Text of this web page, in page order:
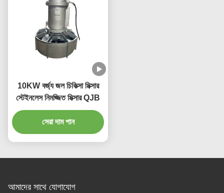
10KW বর্জ্য জল চিকিত্সা মিক্সার
স্টেইনলেস নিমজ্জিত মিক্সার QJB
সেরা দাম পান
আমাদের সাথে যোগাযোগ